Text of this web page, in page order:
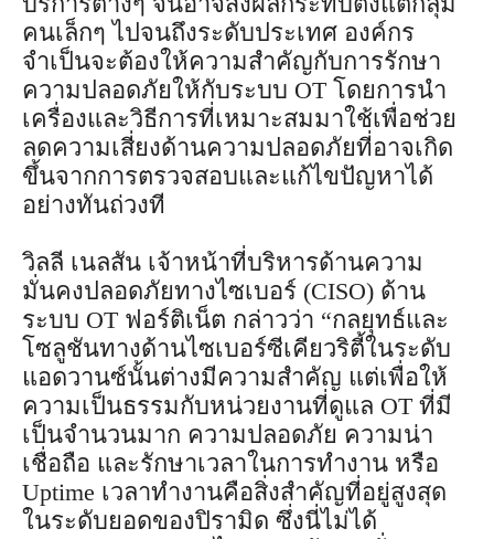
คนเล็กๆ ไปจนถึงระดับประเทศ องค์กร
จำเป็นจะต้องให้ความสำคัญกับการรักษา
ความปลอดภัยให้กับระบบ OT โดยการนำ
เครื่องและวิธีการที่เหมาะสมมาใช้เพื่อช่วย
ลดความเสี่ยงด้านความปลอดภัยที่อาจเกิด
ขึ้นจากการตรวจสอบและแก้ไขปัญหาได้
อย่างทันถ่วงที
วิลลี เนลสัน เจ้าหน้าที่บริหารด้านความ
มั่นคงปลอดภัยทางไซเบอร์ (CISO) ด้าน
ระบบ OT ฟอร์ติเน็ต กล่าวว่า “กลยุทธ์และ
โซลูชันทางด้านไซเบอร์ซีเคียวริตี้ในระดับ
แอดวานซ์นั้นต่างมีความสำคัญ แต่เพื่อให้
ความเป็นธรรมกับหน่วยงานที่ดูแล OT ที่มี
เป็นจำนวนมาก ความปลอดภัย ความน่า
เชื่อถือ และรักษาเวลาในการทำงาน หรือ
Uptime เวลาทำงานคือสิ่งสำคัญที่อยู่สูงสุด
ในระดับยอดของปิรามิด ซึ่งนี่ไม่ได้